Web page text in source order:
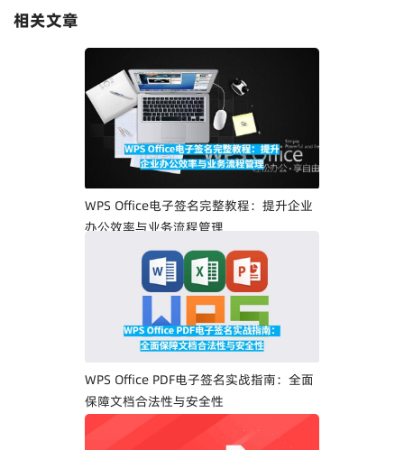
相关文章
WPS Office电子签名完整教程：提升企业
办公效率与业务流程管理
WPS Office PDF电子签名实战指南：全面
保障文档合法性与安全性